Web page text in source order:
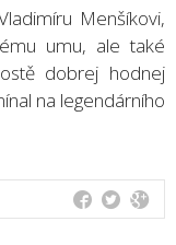
Menšíkovi,
umu, ale také
dobrej hodnej
na legendárního